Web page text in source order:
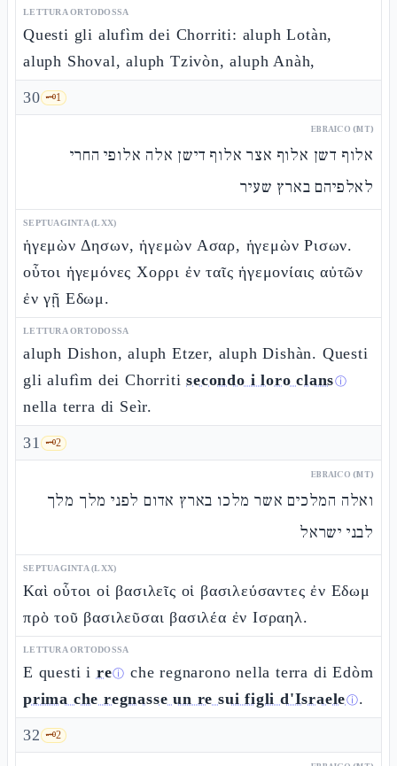
LETTURA ORTODOSSA
Questi gli alufìm dei Chorriti: aluph Lotàn,
aluph Shoval, aluph Tzivòn, aluph Anàh,
30 🗝️1
EBRAICO (MT)
אלוף דשן אלוף אצר אלוף דישן אלה אלופי החרי
לאלפיהם בארץ שעיר
SEPTUAGINTA (LXX)
ἡγεμὼν Δησων, ἡγεμὼν Ασαρ, ἡγεμὼν Ρισων.
οὗτοι ἡγεμόνες Χορρι ἐν ταῖς ἡγεμονίαις αὐτῶν
ἐν γῇ Εδωμ.
LETTURA ORTODOSSA
aluph Dishon, aluph Etzer, aluph Dishàn. Questi
gli alufìm dei Chorritisecondo i loro clansⓘ
nella terra di Seìr.
31 🗝️2
EBRAICO (MT)
ואלה המלכים אשר מלכו בארץ אדום לפני מלך מלך
לבני ישראל
SEPTUAGINTA (LXX)
Καὶ οὗτοι οἱ βασιλεῖς οἱ βασιλεύσαντες ἐν Εδωμ
πρὸ τοῦ βασιλεῦσαι βασιλέα ἐν Ισραηλ.
LETTURA ORTODOSSA
E questi i reⓘ che regnarono nella terra di Edòm
prima che regnasse un re sui figli d'Israeleⓘ.
32 🗝️2